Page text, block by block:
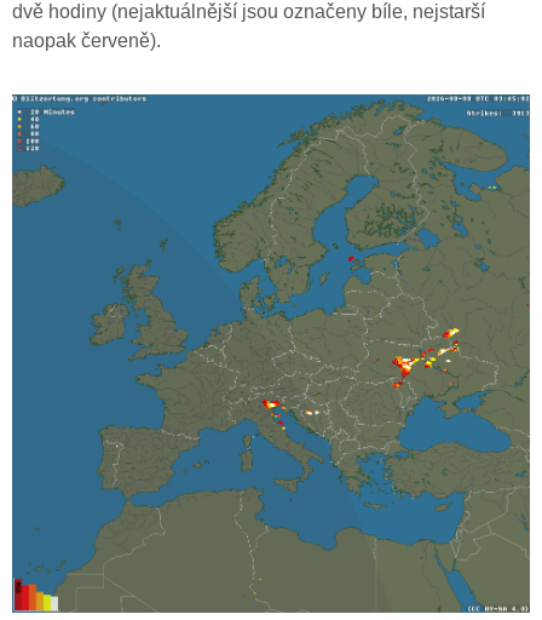
dvě hodiny (nejaktuálnější jsou označeny bíle, nejstarší
naopak červeně).